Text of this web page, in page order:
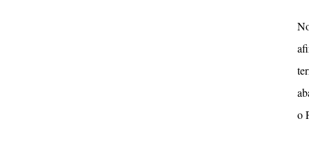
o